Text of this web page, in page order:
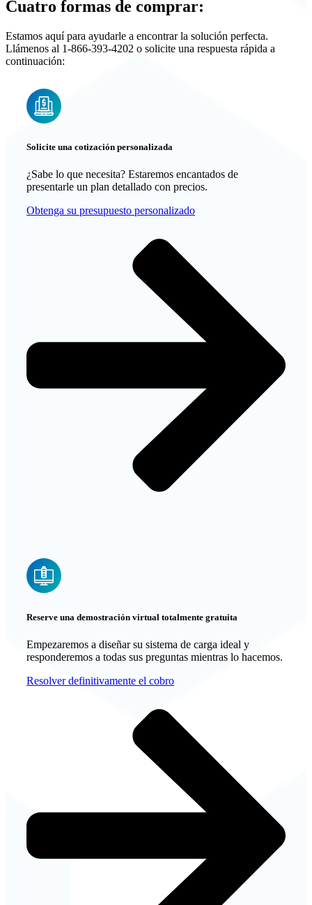
Cuatro formas de comprar:
Estamos aquí para ayudarle a encontrar la solución perfecta.
Llámenos al 1-866-393-4202 o solicite una respuesta rápida a
continuación:
Solicite una cotización personalizada
¿Sabe lo que necesita? Estaremos encantados de
presentarle un plan detallado con precios.
Obtenga su presupuesto personalizado
Reserve una demostración virtual totalmente gratuita
Empezaremos a diseñar su sistema de carga ideal y
responderemos a todas sus preguntas mientras lo hacemos.
Resolver definitivamente el cobro